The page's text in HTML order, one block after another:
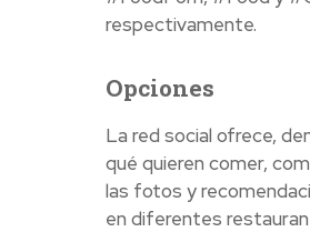
respectivamente.
Opciones
La red social ofrece,
qué quieren comer,
las fotos y
en diferentes